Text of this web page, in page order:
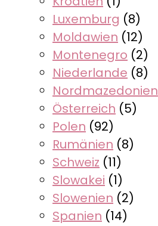
Luxemburg (8)
Moldawien (12)
Montenegro (2)
Niederlande (8)
Nordmazedonien
Österreich (5)
Polen (92)
Rumänien (8)
Schweiz (11)
Slowakei (1)
Slowenien (2)
Spanien (14)